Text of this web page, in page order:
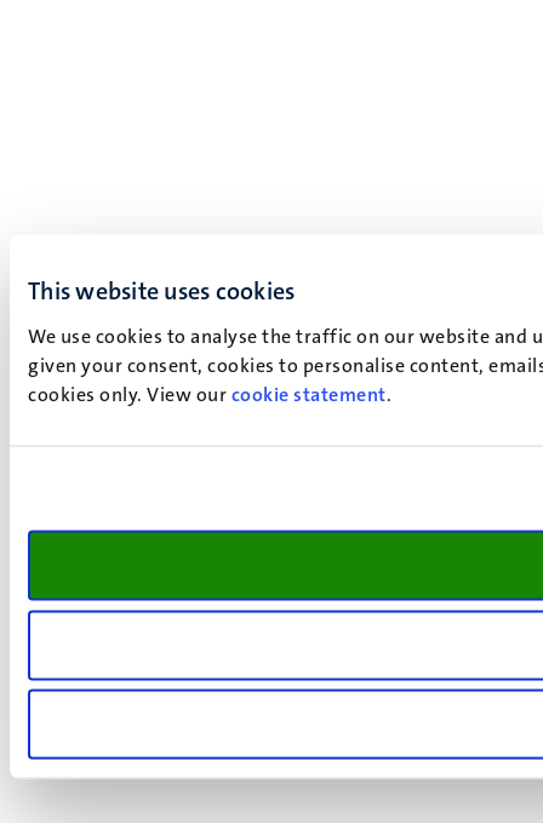
This website uses cookies
We use cookies to analyse the traffic on our website and
given your consent, cookies to personalise content,
cookies only. View ourcookie statement.